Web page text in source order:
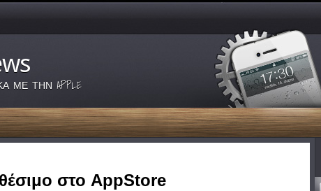
ΜΕ ΤΗΝ APPLE
στο AppStore